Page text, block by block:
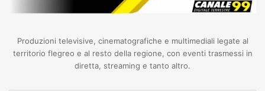
Produzioni televisive, cinematografiche e multimediali legate al
territorio flegreo e al resto della regione, con eventi trasmessi in
diretta, streaming e tanto altro.